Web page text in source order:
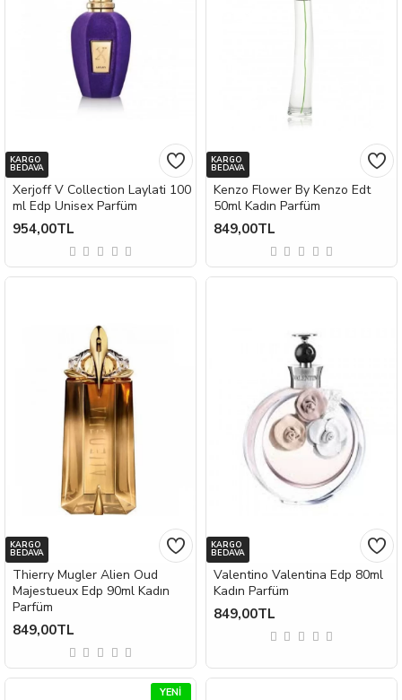
KARGO
BEDAVA
Xerjoff V Collection Laylati 100
ml Edp Unisex Parfüm
954,00TL
KARGO
BEDAVA
Kenzo Flower By Kenzo Edt
50ml Kadın Parfüm
849,00TL
KARGO
BEDAVA
Thierry Mugler Alien Oud
Majestueux Edp 90ml Kadın
Parfüm
849,00TL
KARGO
BEDAVA
Valentino Valentina Edp 80ml
Kadın Parfüm
849,00TL
YENI